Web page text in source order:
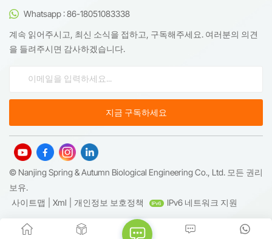
Whatsapp : 86-18051083338
계속 읽어주시고, 최신 소식을 접하고, 구독해주세요. 여러분의 의견
을 들려주시면 감사하겠습니다.
© Nanjing Spring & Autumn Biological Engineering Co., Ltd. 모든 권리
보유.
사이트맵
Xml 개인정보 보호정책 IPv6 네트워크 지원